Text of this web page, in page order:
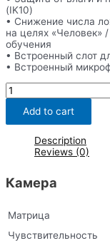
(IK10)
• Снижение числа
на целях «Человек»
обучения
• Встроенный слот
• Встроенный
DS-
2CD2H23G2-
quantity
Add to cart
Description
Reviews (0)
Камера
Матрица
Чувствительность